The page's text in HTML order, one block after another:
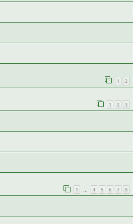
1 2
1 2 3
1 4 5 6 7 8